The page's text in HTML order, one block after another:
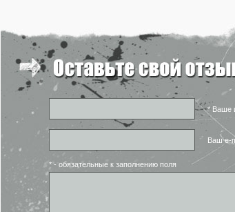
* Ваше
Ваш e-
* - обязательные к заполнению поля